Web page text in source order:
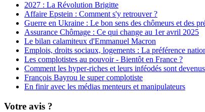
2027 : La Révolution Brigitte
Affaire Epstein : Comment s'y retrouver ?
Guerre en Ukraine : Le bon sens des chômeurs et des
Assurance Chômage : Ce qui change au 1er avril 2025
Le bilan calamiteux d'Emmanuel Macron
Emplois, droits sociaux, logements : La préférence
Les complotistes au pouvoir - Bientôt en France ?
Comment les hyper-riches et leurs inféodés sont
François Bayrou le super complotiste
En finir avec les médias menteurs et manipulateurs
Votre avis ?